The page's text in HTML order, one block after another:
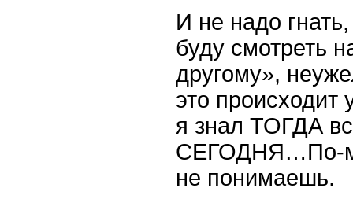
И не надо
буду смотреть
другому»,
это
я знал ТОГДА
СЕГОДНЯ…По-
не понимаешь.